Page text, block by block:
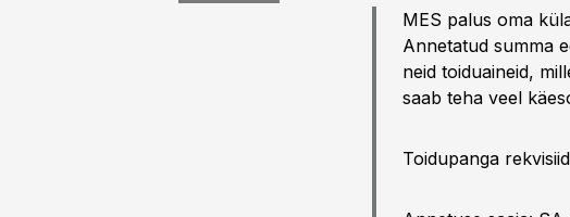
MES palus oma
Annetatud summa
neid toiduaineid,
saab teha veel
Toidupanga